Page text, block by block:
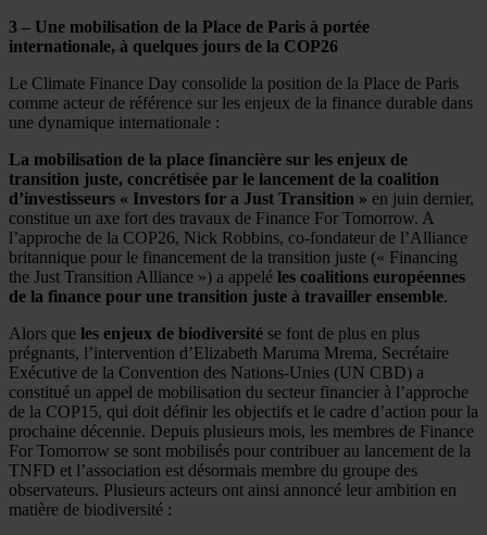
3 – Une mobilisation de la Place de Paris à portée
internationale, à quelques jours de la COP26
Le Climate Finance Day consolide la position de la Place de Paris
comme acteur de référence sur les enjeux de la finance durable dans
une dynamique internationale :
La mobilisation de la place financière sur les enjeux de
transition juste, concrétisée par le lancement de la coalition
d’investisseurs « Investors for a Just Transition » en juin dernier,
constitue un axe fort des travaux de Finance For Tomorrow. A
l’approche de la COP26, Nick Robbins, co-fondateur de l’Alliance
britannique pour le financement de la transition juste (« Financing
the Just Transition Alliance ») a appelé les coalitions européennes
de la finance pour une transition juste à travailler ensemble.
Alors que les enjeux de biodiversité se font de plus en plus
prégnants, l’intervention d’Elizabeth Maruma Mrema, Secrétaire
Exécutive de la Convention des Nations-Unies (UN CBD) a
constitué un appel de mobilisation du secteur financier à l’approche
de la COP15, qui doit définir les objectifs et le cadre d’action pour la
prochaine décennie. Depuis plusieurs mois, les membres de Finance
For Tomorrow se sont mobilisés pour contribuer au lancement de la
TNFD et l’association est désormais membre du groupe des
observateurs. Plusieurs acteurs ont ainsi annoncé leur ambition en
matière de biodiversité :